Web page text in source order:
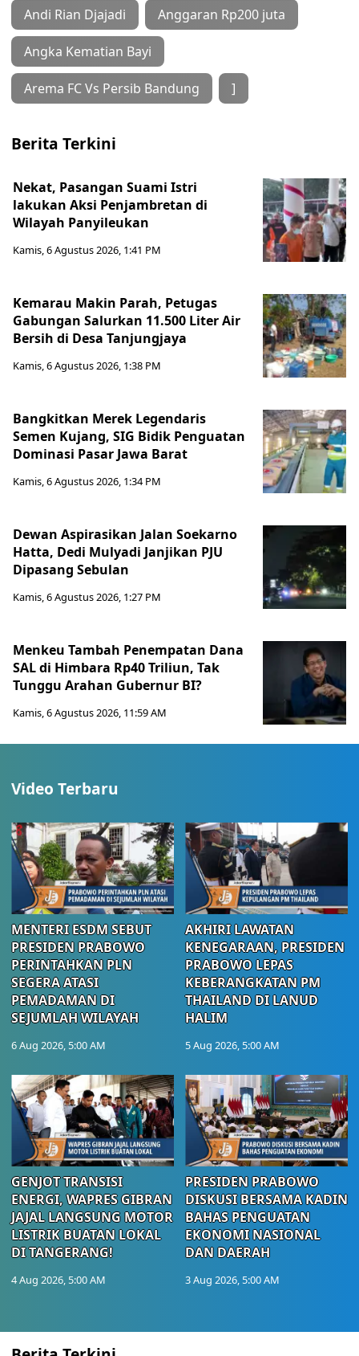
Andi Rian Djajadi Anggaran Rp200 juta
Angka Kematian Bayi
Arema FC Vs Persib Bandung ]
Berita Terkini
Nekat, Pasangan Suami Istri
lakukan Aksi Penjambretan di
Wilayah Panyileukan
Kamis, 6 Agustus 2026, 1:41 PM
Kemarau Makin Parah, Petugas
Gabungan Salurkan 11.500 Liter Air
Bersih di Desa Tanjungjaya
Kamis, 6 Agustus 2026, 1:38 PM
Bangkitkan Merek Legendaris
Semen Kujang, SIG Bidik Penguatan
Dominasi Pasar Jawa Barat
Kamis, 6 Agustus 2026, 1:34 PM
Dewan Aspirasikan Jalan Soekarno
Hatta, Dedi Mulyadi Janjikan PJU
Dipasang Sebulan
Kamis, 6 Agustus 2026, 1:27 PM
Menkeu Tambah Penempatan Dana
SAL di Himbara Rp40 Triliun, Tak
Tunggu Arahan Gubernur BI?
Kamis, 6 Agustus 2026, 11:59 AM
Video Terbaru
MENTERI ESDM SEBUT
PRESIDEN PRABOWO
PERINTAHKAN PLN
SEGERA ATASI
PEMADAMAN DI
SEJUMLAH WILAYAH
6 Aug 2026, 5:00 AM
AKHIRI LAWATAN
KENEGARAAN, PRESIDEN
PRABOWO LEPAS
KEBERANGKATAN PM
THAILAND DI LANUD
HALIM
5 Aug 2026, 5:00 AM
GENJOT TRANSISI
ENERGI, WAPRES GIBRAN
JAJAL LANGSUNG MOTOR
LISTRIK BUATAN LOKAL
DI TANGERANG!
4 Aug 2026, 5:00 AM
PRESIDEN PRABOWO
DISKUSI BERSAMA KADIN
BAHAS PENGUATAN
EKONOMI NASIONAL
DAN DAERAH
3 Aug 2026, 5:00 AM